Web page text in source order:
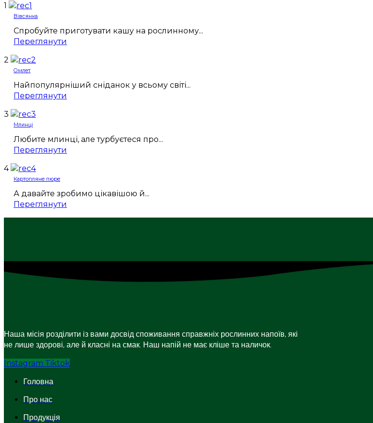
1
Вівсянка
Спробуйте приготувати кашу на рослинному...
Переглянути
2
Омлет
Найпопулярніший сніданок у всьому світі...
Переглянути
3
Млинці
Любите млинці, але турбуєтеся про...
Переглянути
4
Картопляне пюре
А давайте зробимо цікавішою й...
Переглянути
Наша місія розділити із вами досвід споживання справжніх рослинних напоїв, які
не лише здорові, але й класні на смак. Наш напій не має кліше та наличок.
Instagram Tiktok
Головна
Про нас
Продукція